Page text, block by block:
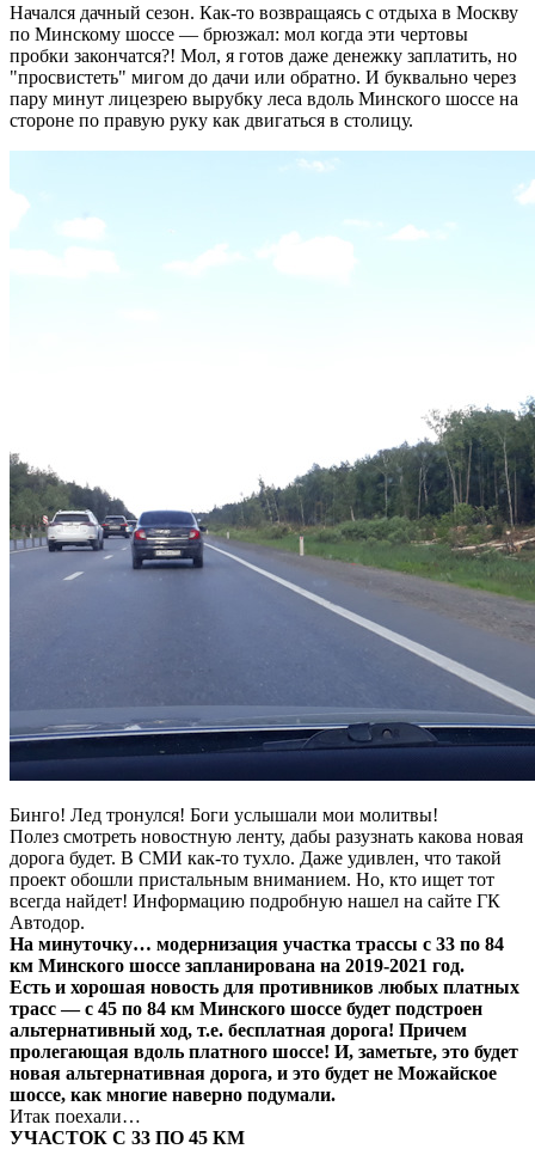
Начался дачный сезон. Как-то возвращаясь с отдыха в Москву
по Минскому шоссе — брюзжал: мол когда эти чертовы
пробки закончатся?! Мол, я готов даже денежку заплатить, но
"просвистеть" мигом до дачи или обратно. И буквально через
пару минут лицезрею вырубку леса вдоль Минского шоссе на
стороне по правую руку как двигаться в столицу.
Бинго! Лед тронулся! Боги услышали мои молитвы!
Полез смотреть новостную ленту, дабы разузнать какова новая
дорога будет. В СМИ как-то тухло. Даже удивлен, что такой
проект обошли пристальным вниманием. Но, кто ищет тот
всегда найдет! Информацию подробную нашел на сайте ГК
Автодор.
На минуточку… модернизация участка трассы с 33 по 84
км Минского шоссе запланирована на 2019-2021 год.
Есть и хорошая новость для противников любых платных
трасс — с 45 по 84 км Минского шоссе будет подстроен
альтернативный ход, т.е. бесплатная дорога! Причем
пролегающая вдоль платного шоссе! И, заметьте, это будет
новая альтернативная дорога, и это будет не Можайское
шоссе, как многие наверно подумали.
Итак поехали…
УЧАСТОК С 33 ПО 45 КМ